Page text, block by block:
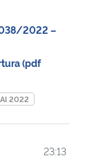
2022 –
(pdf
2022
23:13